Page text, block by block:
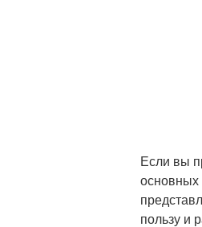
Если вы
основных
пользу и